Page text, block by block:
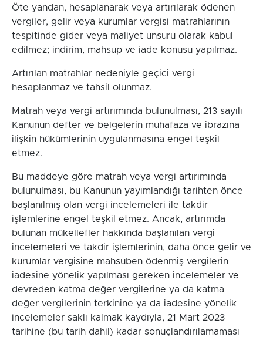
Öte yandan, hesaplanarak veya artırılarak ödenen
vergiler, gelir veya kurumlar vergisi matrahlarının
tespitinde gider veya maliyet unsuru olarak kabul
edilmez; indirim, mahsup ve iade konusu yapılmaz.
Artırılan matrahlar nedeniyle geçici vergi
hesaplanmaz ve tahsil olunmaz.
Matrah veya vergi artırımında bulunulması, 213 sayılı
Kanunun defter ve belgelerin muhafaza ve ibrazına
ilişkin hükümlerinin uygulanmasına engel teşkil
etmez.
Bu maddeye göre matrah veya vergi artırımında
bulunulması, bu Kanunun yayımlandığı tarihten önce
başlanılmış olan vergi incelemeleri ile takdir
işlemlerine engel teşkil etmez. Ancak, artırımda
bulunan mükellefler hakkında başlanılan vergi
incelemeleri ve takdir işlemlerinin, daha önce gelir ve
kurumlar vergisine mahsuben ödenmiş vergilerin
iadesine yönelik yapılması gereken incelemeler ve
devreden katma değer vergilerine ya da katma
değer vergilerinin terkinine ya da iadesine yönelik
incelemeler saklı kalmak kaydıyla, 21 Mart 2023
tarihine (bu tarih dahil) kadar sonuçlandırılamaması